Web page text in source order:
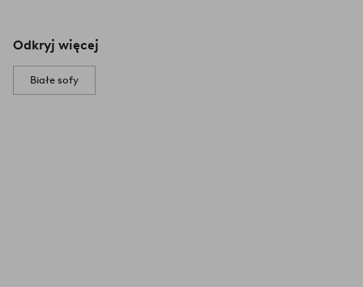
Odkryj więcej
Białe sofy